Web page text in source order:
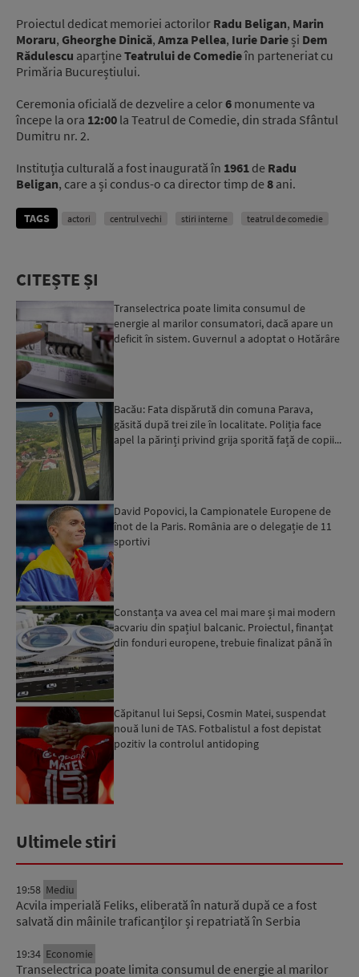
Proiectul dedicat memoriei actorilor Radu Beligan, Marin
Moraru, Gheorghe Dinică, Amza Pellea, Iurie Darie și Dem
Rădulescu aparțineTeatrului de Comedieîn parteneriat cu
Primăria Bucureștiului.
Ceremonia oficială de dezvelire a celor6 monumente va
începe la ora 12:00 la Teatrul de Comedie, din strada Sfântul
Dumitru nr. 2.
Instituția culturală a fost inaugurată în 1961 de Radu
Beligan, care a și condus-o ca director timp de8 ani.
TAGS actori centrul vechi stiri interne teatrul de comedie
CITEȘTE ȘI
Transelectrica poate limita consumul de
energie al marilor consumatori, dacă apare un
deficit în sistem. Guvernul a adoptat o Hotărâre
Bacău: Fata dispărută din comuna Parava,
găsită după trei zile în localitate. Poliția face
apel la părinți privind grija sporită față de copii...
David Popovici, la Campionatele Europene de
înot de la Paris. România are o delegație de 11
sportivi
Constanța va avea cel mai mare și mai modern
acvariu din spațiul balcanic. Proiectul, finanțat
din fonduri europene, trebuie finalizat până în
Căpitanul lui Sepsi, Cosmin Matei, suspendat
nouă luni de TAS. Fotbalistul a fost depistat
pozitiv la controlul antidoping
Ultimele stiri
19:58 Mediu
Acvila imperială Feliks, eliberată în natură după ce a fost
salvată din mâinile traficanților și repatriată în Serbia
19:34 Economie
Transelectrica poate limita consumul de energie al marilor